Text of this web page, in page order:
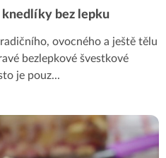
knedlíky bez lepku
ovocného a ještě tělu
bezlepkové švestkové
je pouz...